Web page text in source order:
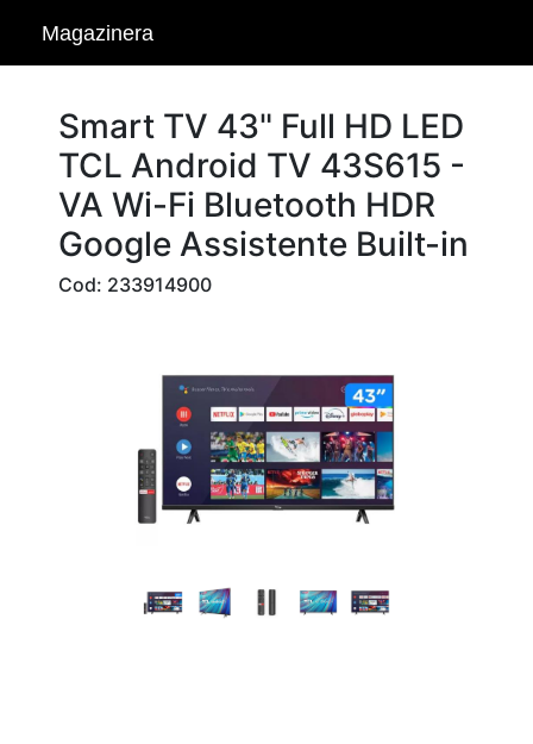
Magazinera
Smart TV 43" Full HD LED
TCL Android TV 43S615 -
VA Wi-Fi Bluetooth HDR
Google Assistente Built-in
Cod: 233914900